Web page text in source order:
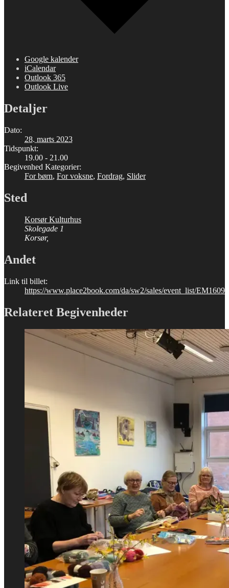
Google kalender
iCalendar
Outlook 365
Outlook Live
Detaljer
Dato:
28. marts 2023
Tidspunkt:
19.00 - 21.00
Begivenhed Kategorier:
For børn, For voksne, Fordrag, Slider
Sted
Korsør Kulturhus
Skolegade 1
Korsør,
Andet
Link til billet:
https://www.place2book.com/da/sw2/sales/event_list/EM1609
Relateret Begivenheder